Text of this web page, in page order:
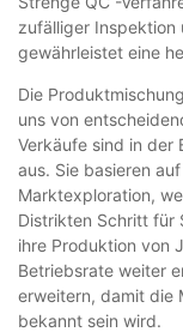
zufälliger Inspektion
gewährleistet eine
Die
uns von
Verkäufe sind in der
aus. Sie basieren
Marktexploration,
Distrikten Schritt für
ihre Produktion von
Betriebsrate weiter
erweitern, damit die
bekannt sein wird.